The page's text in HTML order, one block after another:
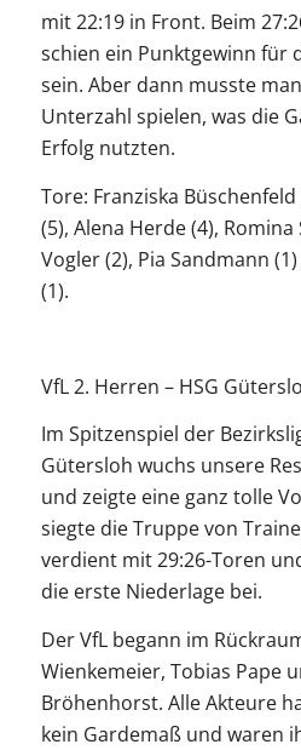
mit 22:19 in Front. Beim
schien ein Punktgewinn für
sein. Aber dann musste
Unterzahl spielen, was die
Erfolg nutzten.
Tore: Franziska
(5), Alena Herde (4),
Vogler (2), Pia Sandmann
(1).
VfL 2. Herren – HSG
Im Spitzenspiel der
Gütersloh wuchs unsere
und zeigte eine ganz tolle
siegte die Truppe von
verdient mit 29:26-Toren
die erste Niederlage bei.
Der VfL begann im
Wienkemeier, Tobias Pape
Bröhenhorst. Alle Akteure
kein Gardemaß und waren